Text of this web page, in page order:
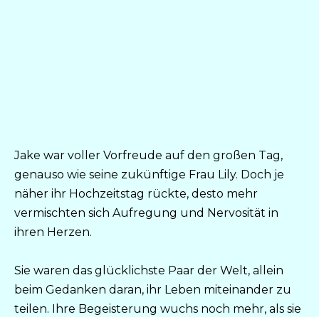
Jake war voller Vorfreude auf den großen Tag,
genauso wie seine zukünftige Frau Lily. Doch je
näher ihr Hochzeitstag rückte, desto mehr
vermischten sich Aufregung und Nervosität in
ihren Herzen.
Sie waren das glücklichste Paar der Welt, allein
beim Gedanken daran, ihr Leben miteinander zu
teilen. Ihre Begeisterung wuchs noch mehr, als sie